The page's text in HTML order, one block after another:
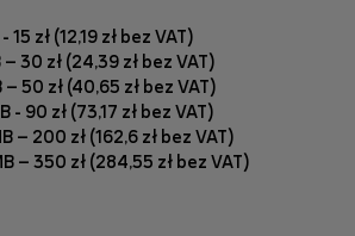
15 zł (12,19 zł bez VAT)
30 zł (24,39 zł bez VAT)
50 zł (40,65 zł bez VAT)
- 90 zł (73,17 zł bez VAT)
– 200 zł (162,6 zł bez VAT)
– 350 zł (284,55 zł bez VAT)